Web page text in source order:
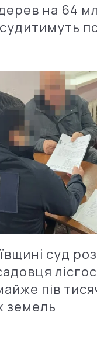
на 64
суд
пів
земель